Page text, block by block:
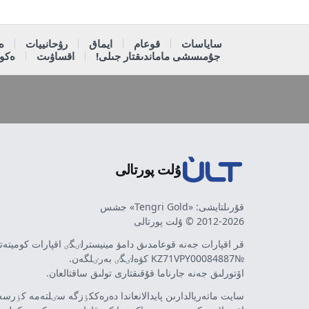
ساياسات قوعام ايماق رۋحانييات
جۇمىسشى ماماندىقتار جىلى!
اقساۋىت
ۇلت پورتالى
قۇرىلتايشى: «Tengri Gold» جشس
2012-2026 © ۇلت پورتالى
قر اقپارات جەنە قوعامدىق دامۋ مينيسترلٸگٸ اقپارات
№KZ71VPY00084887 كۋەلٸگٸ بەرٸلگەن.
اۆتورلىق جەنە جارناما قۇقىقتارى تولىق ساقتالعان.
سايت ماتەريالدارىن پايدالانعاندا دەرەككٶزگە سٸلتەمە